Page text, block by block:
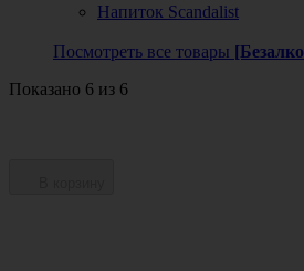
Напиток Scandalist
Посмотреть все товары
Показано 6 из 6